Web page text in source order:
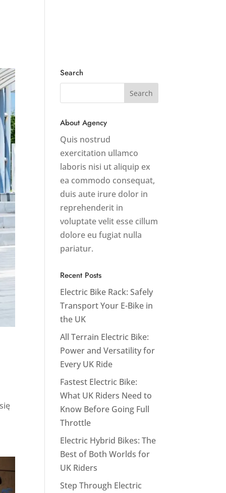
Search
About Agency
Quis nostrud
exercitation ullamco
laboris nisi ut aliquip ex
ea commodo consequat,
duis aute irure dolor in
reprehenderit in
voluptate velit esse cillum
dolore eu fugiat nulla
pariatur.
Recent Posts
Electric Bike Rack: Safely
Transport Your E-Bike in
the UK
All Terrain Electric Bike:
Power and Versatility for
Every UK Ride
Fastest Electric Bike:
What UK Riders Need to
Know Before Going Full
Throttle
Electric Hybrid Bikes: The
Best of Both Worlds for
UK Riders
Step Through Electric